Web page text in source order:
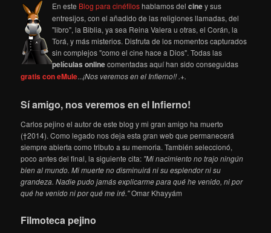
En este Blog para cinéfiloshablamos delciney sus
entresijos, con el añadido de las religiones llamadas, del
"libro", la Biblia, ya sea Reina Valera u otras, el Corán, la
Torá, y más misterios. Disfruta de los momentos capturados
sin complejos "como el cine hace a Dios". Todas las
películas onlinecomentadas aquí han sido conseguidas
gratis con eMule...¡Nos veremos en el Infierno!! .+.
Sí amigo, nos veremos en el Infierno!
Carlos pejino el autor de este blog y mi gran amigo ha muerto
(†2014). Como legado nos deja esta gran web que permanecerá
siempre abierta como tributo a su memoria. También seleccionó,
poco antes del final, la siguiente cita: "Mi nacimiento no trajo ningún
bien al mundo. Mi muerte no disminuirá ni su esplendor ni su
grandeza. Nadie pudo jamás explicarme para qué he venido, ni por
qué he venido ni por qué me iré."Omar Khayyám
Filmoteca pejino